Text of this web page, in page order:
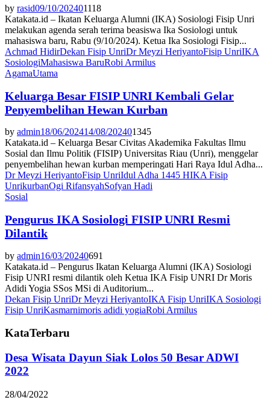
by rasid09/10/202401118
Katakata.id – Ikatan Keluarga Alumni (IKA) Sosiologi Fisip Unri
melakukan agenda serah terima beasiswa Ika Sosiologi untuk
mahasiswa baru, Rabu (9/10/2024). Ketua Ika Sosiologi Fisip...
Achmad HidirDekan Fisip UnriDr Meyzi HeriyantoFisip UnriIKA
SosiologiMahasiswa BaruRobi Armilus
AgamaUtama
Keluarga Besar FISIP UNRI Kembali Gelar
Penyembelihan Hewan Kurban
by admin18/06/202414/08/202401345
Katakata.id – Keluarga Besar Civitas Akademika Fakultas Ilmu
Sosial dan Ilmu Politik (FISIP) Universitas Riau (Unri), menggelar
penyembelihan hewan kurban memperingati Hari Raya Idul Adha...
Dr Meyzi HeriyantoFisip UnriIdul Adha 1445 HIKA Fisip
UnrikurbanOgi RifansyahSofyan Hadi
Sosial
Pengurus IKA Sosiologi FISIP UNRI Resmi
Dilantik
by admin16/03/20240691
Katakata.id – Pengurus Ikatan Keluarga Alumni (IKA) Sosiologi
Fisip UNRI resmi dilantik oleh Ketua IKA Fisip UNRI Dr Moris
Adidi Yogia SSos MSi di Auditorium...
Dekan Fisip UnriDr Meyzi HeriyantoIKA Fisip UnriIKA Sosiologi
Fisip UnriKasmarnimoris adidi yogiaRobi Armilus
KataTerbaru
Desa Wisata Dayun Siak Lolos 50 Besar ADWI
2022
28/04/2022